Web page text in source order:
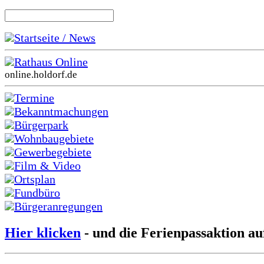
Startseite / News
Rathaus Online
online.holdorf.de
Termine
Bekanntmachungen
Bürgerpark
Wohnbaugebiete
Gewerbegebiete
Film & Video
Ortsplan
Fundbüro
Bürgeranregungen
Hier klicken - und die Ferienpassaktion